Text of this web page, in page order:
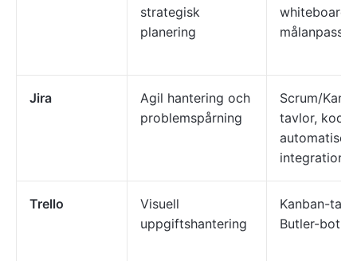
strategisk
planering
whiteboards,
Jira
Agil hantering och
problemspårning
Scrum/
tavlor, kodfri
integrationer
Trello
Visuell
uppgiftshantering
Kanban-
Butler-bot,